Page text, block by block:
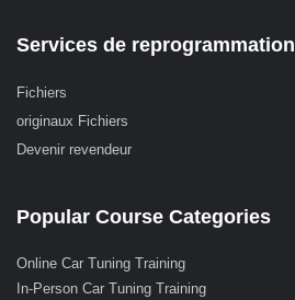
Services de reprogrammation
Fichiers
originaux Fichiers
Devenir revendeur
Popular Course Categories
Online Car Tuning Training
In-Person Car Tuning Training